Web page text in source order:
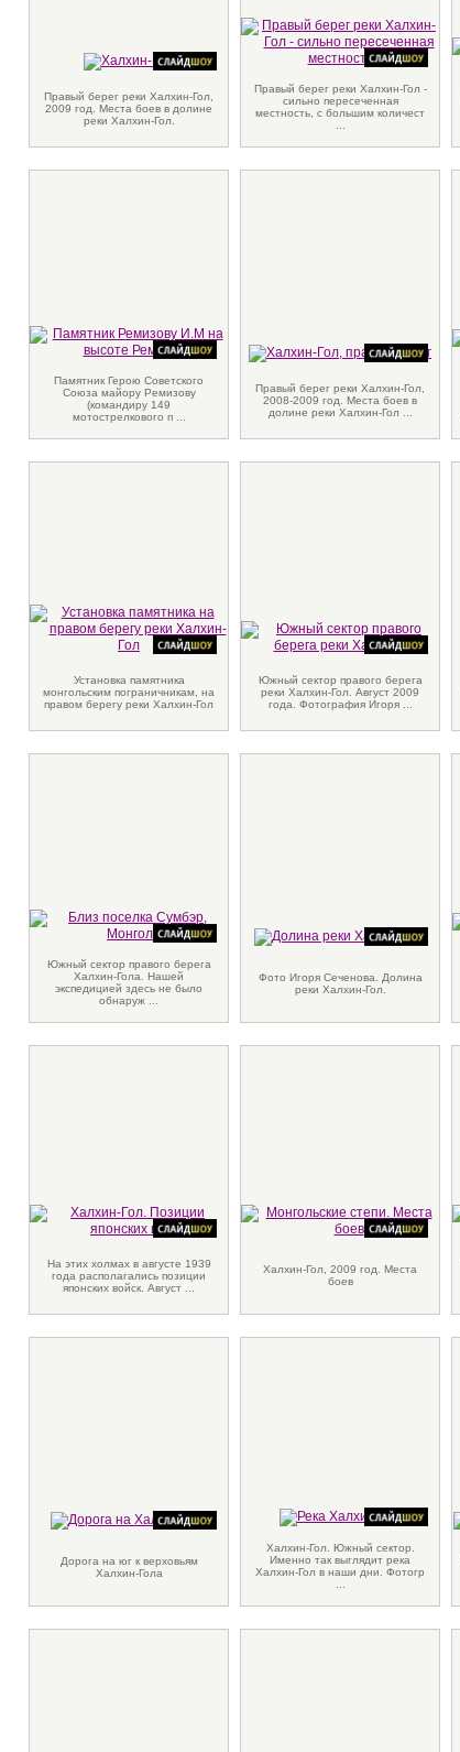
Правый берег реки Халхин-Гол,
2009 год. Места боев в долине
реки Халхин-Гол.
Правый берег реки Халхин-Гол -
сильно пересеченная
местность, с большим количест
Памятник Герою Советского
Союза майору Ремизову
(командиру 149
мотострелкового п ...
Правый берег реки Халхин-Гол,
2008-2009 год. Места боев в
долине реки Халхин-Гол ...
Установка памятника
монгольским пограничникам, на
правом берегу реки Халхин-Гол
Южный сектор правого берега
реки Халхин-Гол. Август 2009
года. Фотография Игоря ...
Южный сектор правого берега
Халхин-Гола. Нашей
экспедицией здесь не было
обнаруж ...
Фото Игоря Сеченова. Долина
реки Халхин-Гол.
На этих холмах в августе 1939
года располагались позиции
японских войск. Август ...
Халхин-Гол, 2009 год. Места
боев
Дорога на юг к верховьям
Халхин-Гола
Халхин-Гол. Южный сектор.
Именно так выглядит река
Халхин-Гол в наши дни. Фотогр